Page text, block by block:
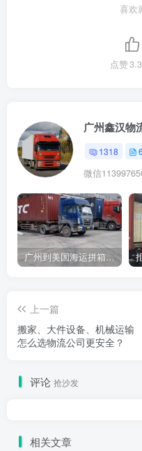
喜欢
点赞
广州鑫汉物
1318
广州到美国海运拼箱多少钱？2024年最新运费构成+隐藏费用避坑指南
上一篇
搬家、大件设备、机械运输
怎么选物流公司更安全？
评论 抢沙发
相关文章